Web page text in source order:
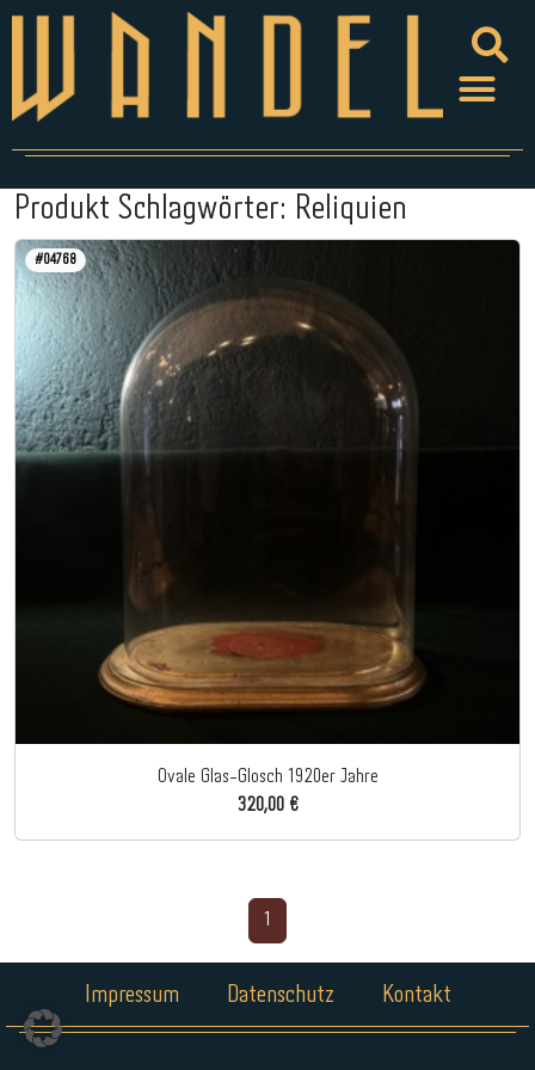
Produkt Schlagwörter: Reliquien
#04768
Ovale Glas-Glosch 1920er Jahre
320,00 €
Impressum Datenschutz Kontakt